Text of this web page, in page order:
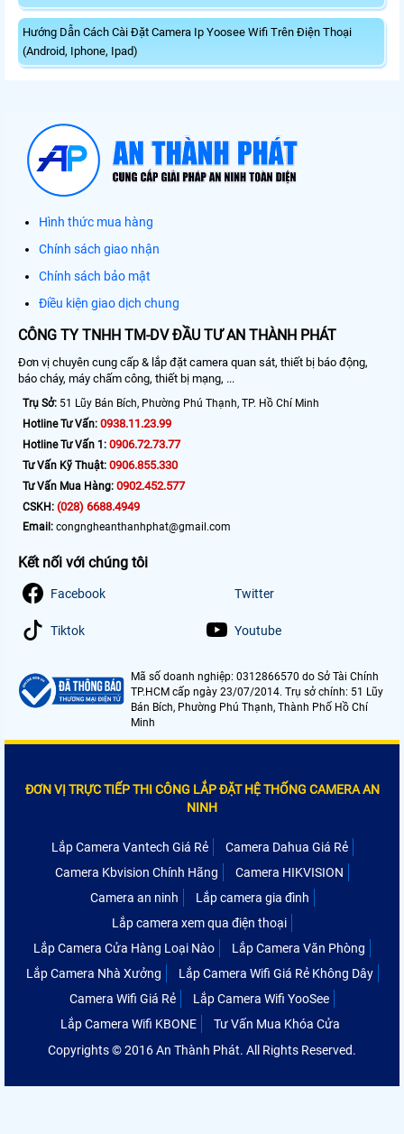
Hướng Dẫn Cách Cài Đặt Camera Ip Yoosee Wifi Trên Điện Thoại
(Android, Iphone, Ipad)
Hình thức mua hàng
Chính sách giao nhận
Chính sách bảo mật
Điều kiện giao dịch chung
CÔNG TY TNHH TM-DV ĐẦU TƯ AN THÀNH PHÁT
Đơn vị chuyên cung cấp & lắp đặt camera quan sát, thiết bị báo động,
báo cháy, máy chấm công, thiết bị mạng, ...
Trụ Sở: 51 Lũy Bán Bích, Phường Phú Thạnh, TP. Hồ Chí Minh
Hotline Tư Vấn: 0938.11.23.99
Hotline Tư Vấn 1: 0906.72.73.77
Tư Vấn Kỹ Thuật: 0906.855.330
Tư Vấn Mua Hàng: 0902.452.577
CSKH: (028) 6688.4949
Email: congngheanthanhphat@gmail.com
Kết nối với chúng tôi
Facebook Twitter
Tiktok Youtube
Mã số doanh nghiệp: 0312866570 do Sở Tài Chính
TP.HCM cấp ngày 23/07/2014. Trụ sở chính: 51 Lũy
Bán Bích, Phường Phú Thạnh, Thành Phố Hồ Chí
Minh
ĐƠN VỊ TRỰC TIẾP THI CÔNG LẮP ĐẶT HỆ THỐNG CAMERA AN
NINH
Lắp Camera Vantech Giá Rẻ
Camera Dahua Giá Rẻ
Camera Kbvision Chính Hãng
Camera HIKVISION
Camera an ninh
Lắp camera gia đình
Lắp camera xem qua điện thoại
Lắp Camera Cửa Hàng Loại Nào
Lắp Camera Văn Phòng
Lắp Camera Nhà Xưởng
Lắp Camera Wifi Giá Rẻ Không Dây
Camera Wifi Giá Rẻ
Lắp Camera Wifi YooSee
Lắp Camera Wifi KBONE
Tư Vấn Mua Khóa Cửa
Copyrights © 2016 An Thành Phát. All Rights Reserved.